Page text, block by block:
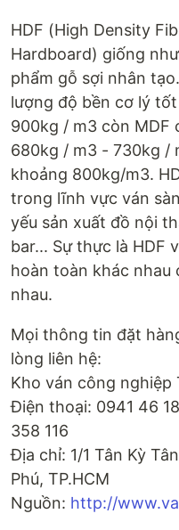
HDF (High Density
Hardboard) giống
phẩm gỗ sợi nhân
lượng độ bền cơ lý
900kg / m3 còn
680kg / m3 - 730kg /
khoảng 800kg/m3.
trong lĩnh vực ván
yếu sản xuất đồ nội
bar... Sự thực là HDF
hoàn toàn khác nhau
nhau.
Mọi thông tin đặt
lòng liên hệ:
Kho ván công nghiệp
Điện thoại: 0941 46
358 116
Địa chỉ: 1/1 Tân Kỳ
Phú, TP.HCM
Nguồn: http://